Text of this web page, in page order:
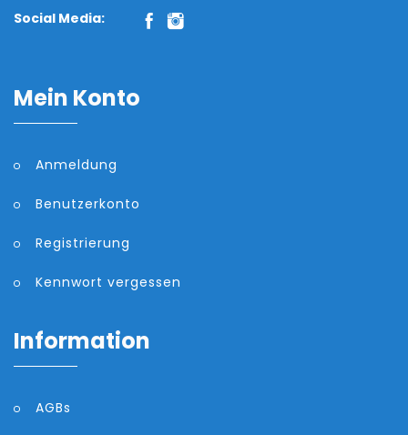
Social Media:
Mein Konto
Anmeldung
Benutzerkonto
Registrierung
Kennwort vergessen
Information
AGBs